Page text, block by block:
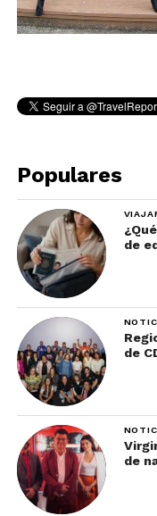
Populares
de
de
de